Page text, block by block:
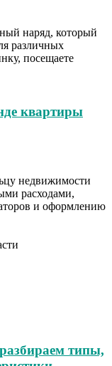
наряд, который
различных
посещаете
квартиры
недвижимости
расходами,
и оформлению
типы,